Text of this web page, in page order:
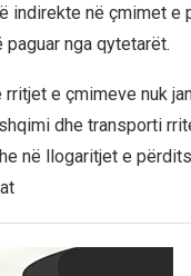
indirekte në çmimet
nga qytetarët.
e çmimeve nuk
dhe transporti
në llogaritjet e